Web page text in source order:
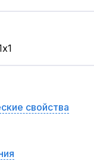
свойства